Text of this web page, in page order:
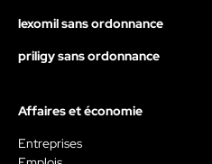
lexomil sans ordonnance
priligy sans ordonnance
Affaires et économie
Entreprises